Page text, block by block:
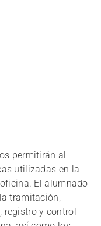
permitirán al
utilizadas en la
El alumnado
tramitación,
y control